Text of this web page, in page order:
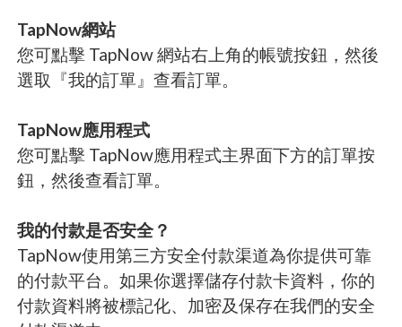
TapNow網站
您可點擊 TapNow 網站右上角的帳號按鈕，然後
選取『我的訂單』查看訂單。
TapNow應用程式
您可點擊 TapNow應用程式主界面下方的訂單按
鈕，然後查看訂單。
我的付款是否安全？
TapNow使用第三方安全付款渠道為你提供可靠
的付款平台。如果你選擇儲存付款卡資料，你的
付款資料將被標記化、加密及保存在我們的安全